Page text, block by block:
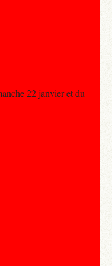
22 janvier et du